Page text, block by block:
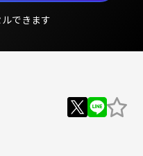
できます